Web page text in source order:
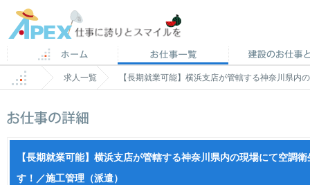
求人一覧 【長期就業可能】横浜支店が管轄する神奈川県
【長期就業可能】横浜支店が管轄する神奈川県内の現場にて空調
す！／施工管理（派遣）